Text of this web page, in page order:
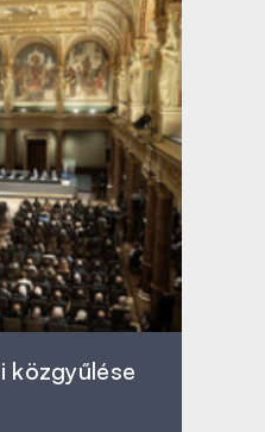
közgyűlése